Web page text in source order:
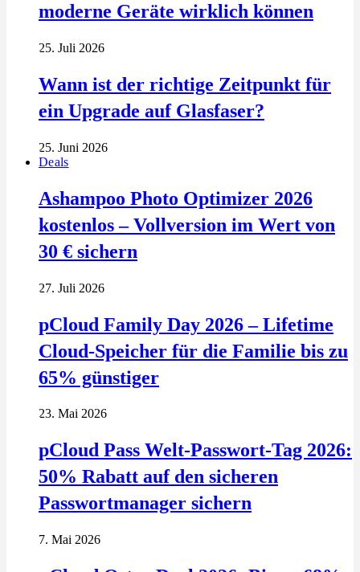
moderne Geräte wirklich können
25. Juli 2026
Wann ist der richtige Zeitpunkt für
ein Upgrade auf Glasfaser?
25. Juni 2026
Deals
Ashampoo Photo Optimizer 2026
kostenlos – Vollversion im Wert von
30 € sichern
27. Juli 2026
pCloud Family Day 2026 – Lifetime
Cloud-Speicher für die Familie bis zu
65% günstiger
23. Mai 2026
pCloud Pass Welt-Passwort-Tag 2026:
50% Rabatt auf den sicheren
Passwortmanager sichern
7. Mai 2026